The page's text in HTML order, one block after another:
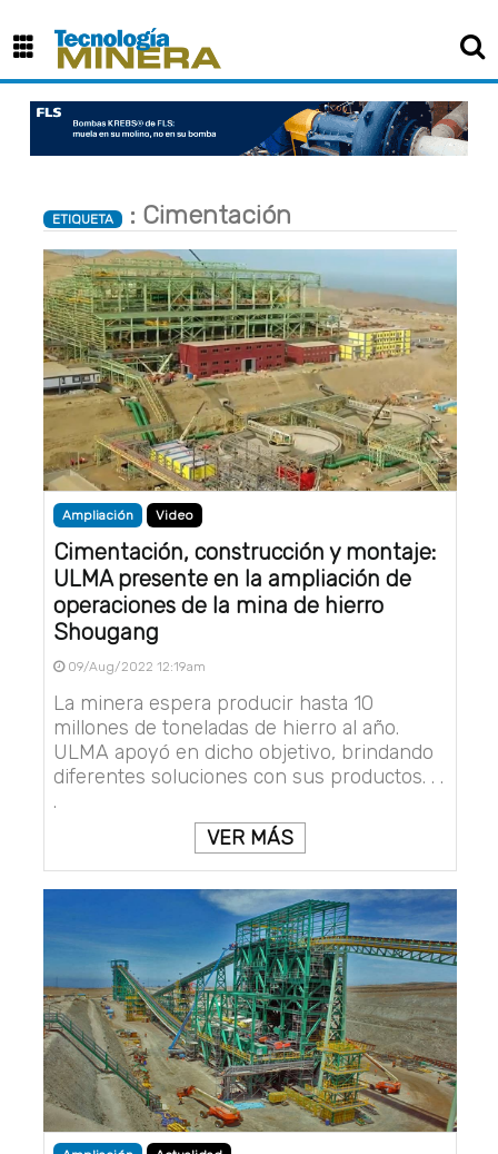
ETIQUETA : Cimentación
Ampliación Video
Cimentación, construcción y montaje:
ULMA presente en la ampliación de
operaciones de la mina de hierro
Shougang
09/Aug/2022 12:19am
La minera espera producir hasta 10
millones de toneladas de hierro al año.
ULMA apoyó en dicho objetivo, brindando
diferentes soluciones con sus productos. . .
.
VER MÁS